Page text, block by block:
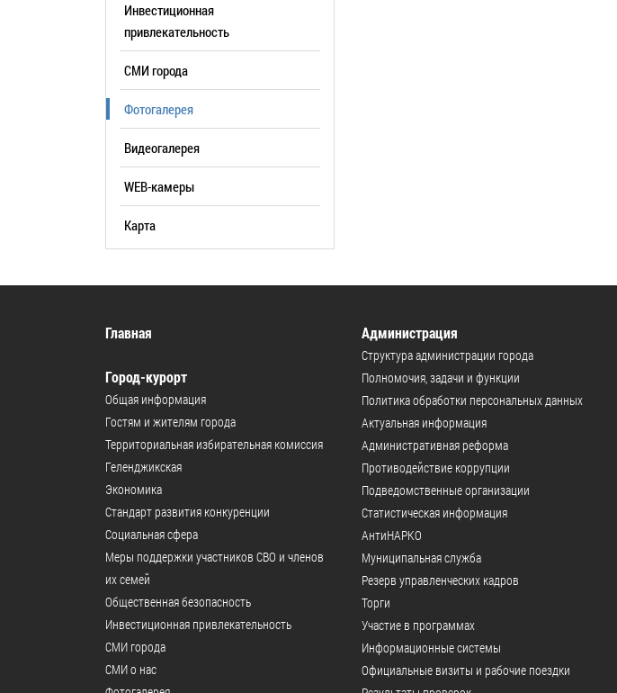
Инвестиционная
привлекательность
СМИ города
Фотогалерея
Видеогалерея
WEB-камеры
Карта
Главная
Город-курорт
Общая информация
Гостям и жителям города
Территориальная избирательная комиссия
Геленджикcкая
Экономика
Стандарт развития конкуренции
Социальная сфера
Меры поддержки участников СВО и членов
их семей
Общественная безопасность
Инвестиционная привлекательность
СМИ города
СМИ о нас
Администрация
Структура администрации города
Полномочия, задачи и функции
Политика обработки персональных данных
Актуальная информация
Административная реформа
Противодействие коррупции
Подведомственные организации
Статистическая информация
АнтиНАРКО
Муниципальная служба
Резерв управленческих кадров
Торги
Участие в программах
Информационные системы
Официальные визиты и рабочие поездки